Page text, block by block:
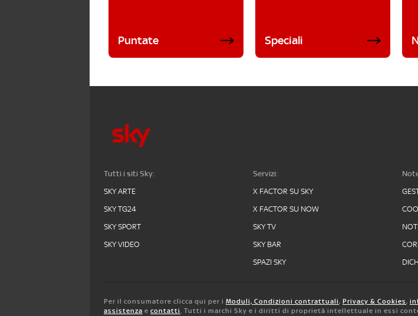
Puntate Speciali
Tutti i siti Sky:
SKY ARTE
SKY TG24
SKY SPORT
SKY VIDEO
Servizi:
X FACTOR SU SKY
X FACTOR SU NOW
SKY TV
SKY BAR
SPAZI SKY
Per il consumatore clicca qui per i Moduli, Condizioni contrattuali, Privacy & Cookies,
assistenza e contatti. Tutti i marchi Sky e i diritti di proprietà intellettuale in essi